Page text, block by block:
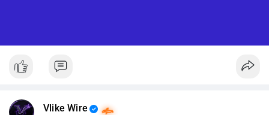
Vlike Wire